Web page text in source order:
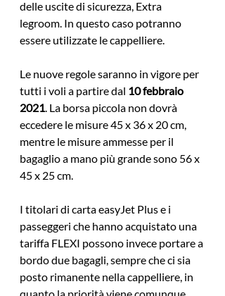
delle uscite di sicurezza, Extra
legroom. In questo caso potranno
essere utilizzate le cappelliere.
Le nuove regole saranno in vigore per
tutti i voli a partire dal 10 febbraio
2021. La borsa piccola non dovrà
eccedere le misure 45 x 36 x 20 cm,
mentre le misure ammesse per il
bagaglio a mano più grande sono 56 x
45 x 25 cm.
I titolari di carta easyJet Plus e i
passeggeri che hanno acquistato una
tariffa FLEXI possono invece portare a
bordo due bagagli, sempre che ci sia
posto rimanente nella cappelliere, in